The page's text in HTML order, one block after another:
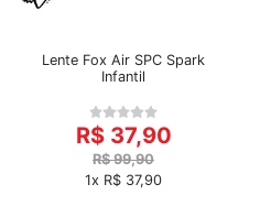
Lente Fox Air SPC Spark
Infantil
R$ 37,90
R$ 99,90
1x R$ 37,90